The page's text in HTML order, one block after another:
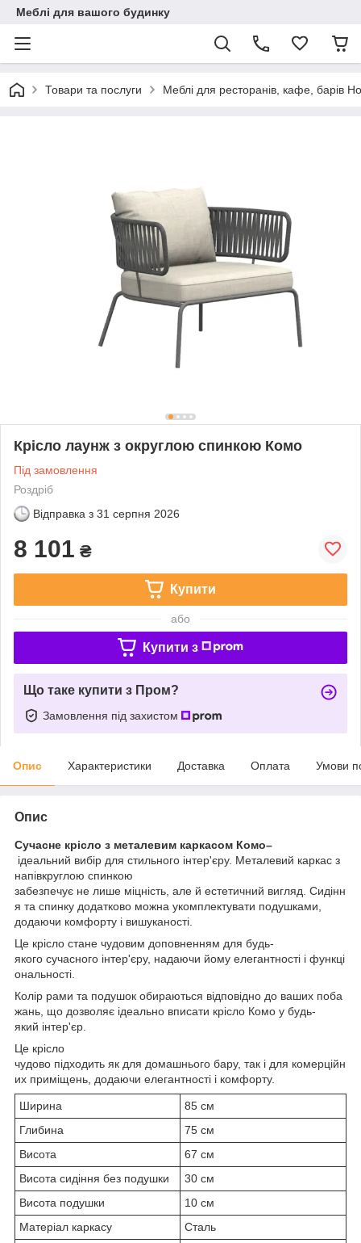
Меблі для вашого будинку
Товари та послуги Меблі для ресторанів, кафе, барів
Крісло лаунж з округлою спинкою Комо
Під замовлення
Роздріб
Відправка з 31 серпня 2026
8 101 ₴
Купити
або
Купити з
Що таке купити з Пром?
Замовлення під захистом
Опис Характеристики Доставка Оплата Умови
Опис
Сучасне крісло з металевим каркасом Комо–
ідеальний вибір для стильного інтер'єру. Металевий каркас з
напівкруглою спинкою
забезпечує не лише міцність, але й естетичний вигляд. Сидінн
я та спинку додатково можна укомплектувати подушками,
додаючи комфорту і вишуканості.
Це крісло стане чудовим доповненням для будь-
якого сучасного інтер'єру, надаючи йому елегантності і функці
ональності.
Колір рами та подушок обираються відповідно до ваших поба
жань, що дозволяє ідеально вписати крісло Комо у будь-
який інтер'єр.
Це крісло
чудово підходить як для домашнього бару, так і для комерційн
их приміщень, додаючи елегантності і комфорту.
Ширина
85 см
Глибина
75 см
Висота
67 см
Висота сидіння без подушки
30 см
Висота подушки
10 см
Матеріал каркасу
Сталь